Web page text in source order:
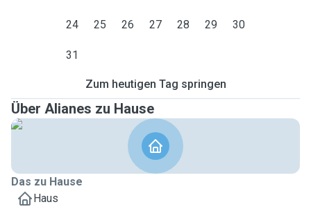
24 25 26 27 28 29 30
31
Zum heutigen Tag springen
Über Alianes zu Hause
Das zu Hause
Haus